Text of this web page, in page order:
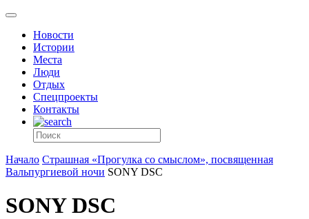
Новости
Истории
Места
Люди
Отдых
Спецпроекты
Контакты
Начало Страшная «Прогулка со смыслом», посвященная
Вальпургиевой ночи SONY DSC
SONY DSC